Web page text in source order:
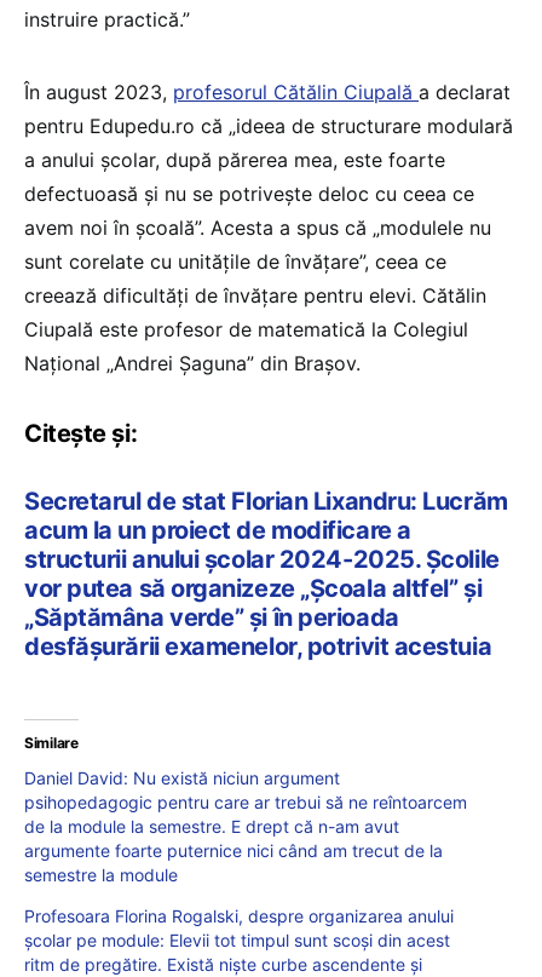
instruire practică.”
În august 2023, profesorul Cătălin Ciupală a declarat
pentru Edupedu.ro că „ideea de structurare modulară
a anului școlar, după părerea mea, este foarte
defectuoasă și nu se potrivește deloc cu ceea ce
avem noi în școală”. Acesta a spus că „modulele nu
sunt corelate cu unitățile de învățare”, ceea ce
creează dificultăți de învățare pentru elevi. Cătălin
Ciupală este profesor de matematică la Colegiul
Național „Andrei Șaguna” din Brașov.
Citește și:
Secretarul de stat Florian Lixandru: Lucrăm
acum la un proiect de modificare a
structurii anului școlar 2024-2025. Școlile
vor putea să organizeze „Școala altfel” și
„Săptămâna verde” și în perioada
desfășurării examenelor, potrivit acestuia
Similare
Daniel David: Nu există niciun argument
psihopedagogic pentru care ar trebui să ne reîntoarcem
de la module la semestre. E drept că n-am avut
argumente foarte puternice nici când am trecut de la
semestre la module
Profesoara Florina Rogalski, despre organizarea anului
școlar pe module: Elevii tot timpul sunt scoși din acest
ritm de pregătire. Există niște curbe ascendente și